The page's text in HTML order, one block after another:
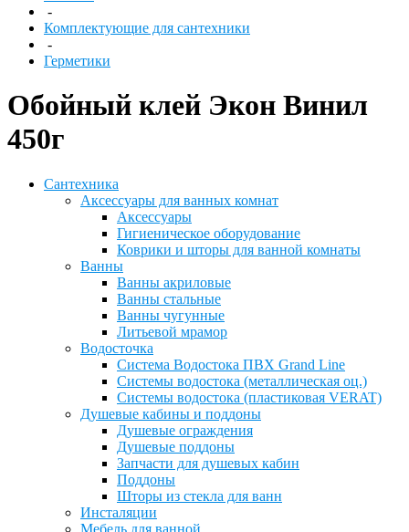
-
Комплектующие для сантехники
-
Герметики
Обойный клей Экон Винил
450г
Сантехника
Аксессуары для ванных комнат
Аксессуары
Гигиеническое оборудование
Коврики и шторы для ванной комнаты
Ванны
Ванны акриловые
Ванны стальные
Ванны чугунные
Литьевой мрамор
Водосточка
Система Водостока ПВХ Grand Line
Системы водостока (металлическая оц.)
Системы водостока (пластиковая VERAT)
Душевые кабины и поддоны
Душевые ограждения
Душевые поддоны
Запчасти для душевых кабин
Поддоны
Шторы из стекла для ванн
Инсталяции
Мебель для ванной